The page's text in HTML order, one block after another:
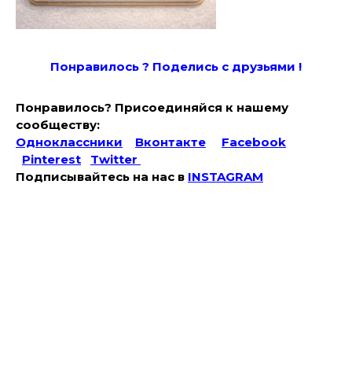
Понравилось ? Поделись с друзьями !
Понравилось? Присоединяйся к нашему
сообществу:
Одноклассники
Вконтакте
Facebook
Pinterest
Twitter
Подписывайтесь на наc в INSTAGRAM